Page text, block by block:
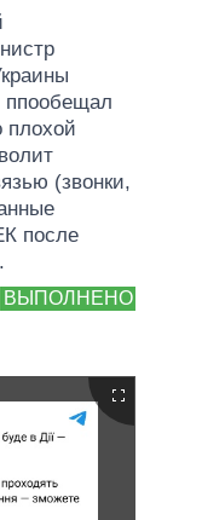
ппообещал
плохой
(звонки,
после
ВЫПОЛНЕНО